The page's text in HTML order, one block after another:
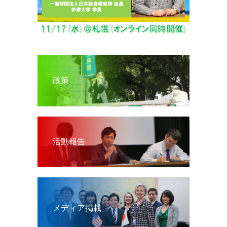
政策
活動報告
メディア掲載